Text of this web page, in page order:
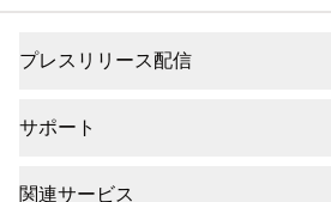
プレスリリース配信
サポート
関連サービス